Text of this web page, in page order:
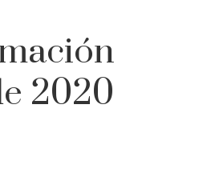
2020